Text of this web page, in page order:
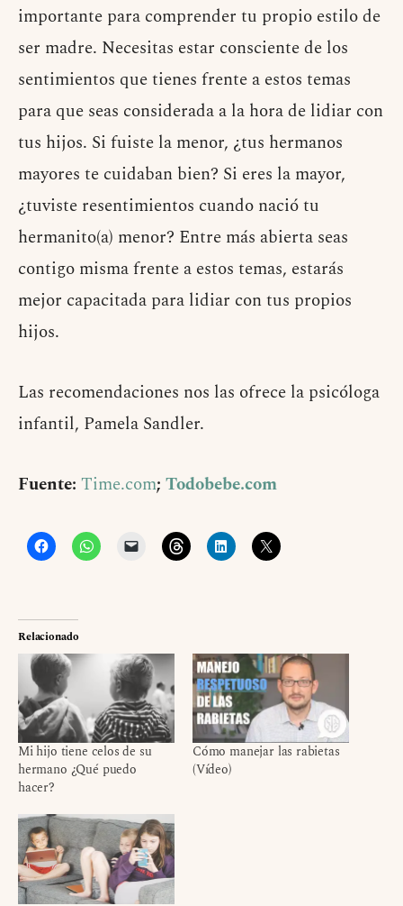
importante para comprender tu propio estilo de
ser madre. Necesitas estar consciente de los
sentimientos que tienes frente a estos temas
para que seas considerada a la hora de lidiar con
tus hijos. Si fuiste la menor, ¿tus hermanos
mayores te cuidaban bien? Si eres la mayor,
¿tuviste resentimientos cuando nació tu
hermanito(a) menor? Entre más abierta seas
contigo misma frente a estos temas, estarás
mejor capacitada para lidiar con tus propios
hijos.
Las recomendaciones nos las ofrece la psicóloga
infantil, Pamela Sandler.
Fuente: Time.com; Todobebe.com
Relacionado
Mi hijo tiene celos de su
hermano ¿Qué puedo
hacer?
Cómo manejar las rabietas
(Vídeo)